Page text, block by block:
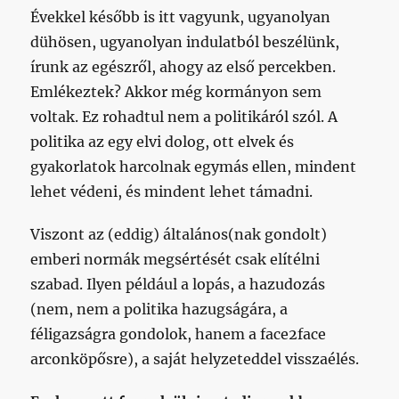
Évekkel később is itt vagyunk, ugyanolyan
dühösen, ugyanolyan indulatból beszélünk,
írunk az egészről, ahogy az első percekben.
Emlékeztek? Akkor még kormányon sem
voltak. Ez rohadtul nem a politikáról szól. A
politika az egy elvi dolog, ott elvek és
gyakorlatok harcolnak egymás ellen, mindent
lehet védeni, és mindent lehet támadni.
Viszont az (eddig) általános(nak gondolt)
emberi normák megsértését csak elítélni
szabad. Ilyen például a lopás, a hazudozás
(nem, nem a politika hazugságára, a
féligazságra gondolok, hanem a face2face
arconköpősre), a saját helyzeteddel visszaélés.